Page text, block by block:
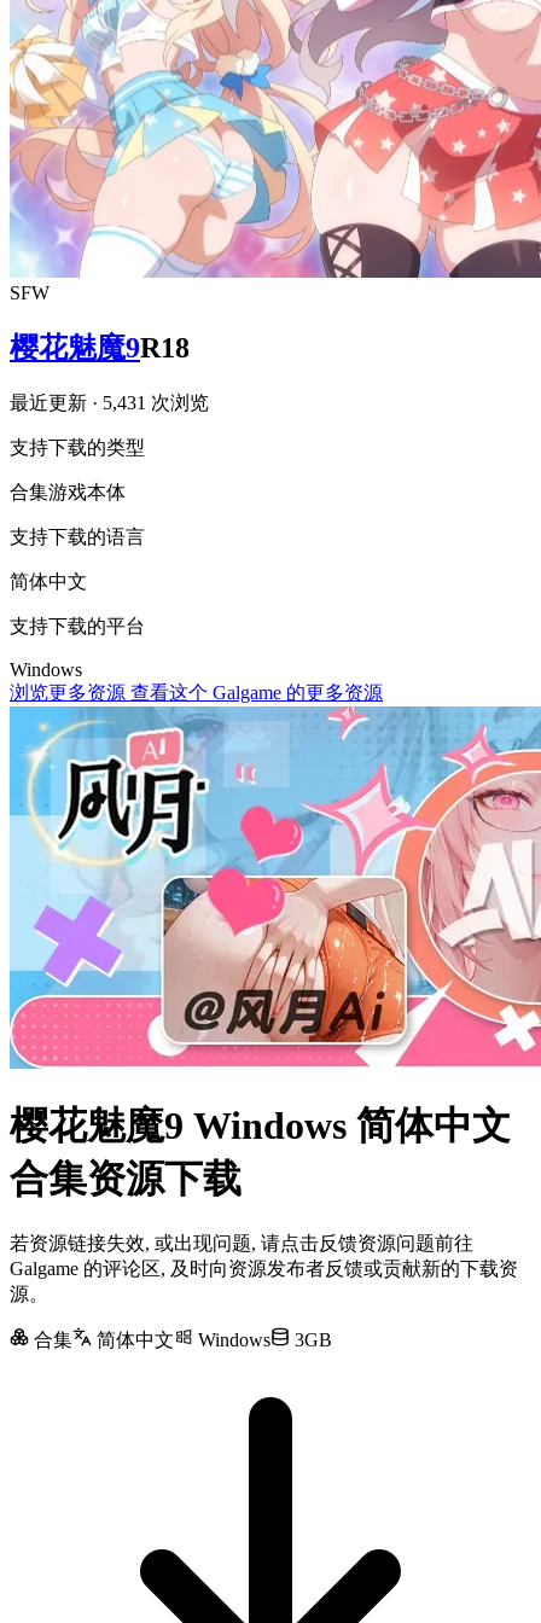
SFW
樱花魅魔9R18
最近更新 · 5,431 次浏览
支持下载的类型
合集游戏本体
支持下载的语言
简体中文
支持下载的平台
Windows
浏览更多资源 查看这个 Galgame 的更多资源
樱花魅魔9 Windows 简体中文
合集资源下载
若资源链接失效, 或出现问题, 请点击反馈资源问题前往
Galgame 的评论区, 及时向资源发布者反馈或贡献新的下载资
源。
合集 简体中文 Windows 3GB